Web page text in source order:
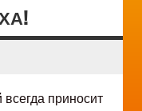
приносит